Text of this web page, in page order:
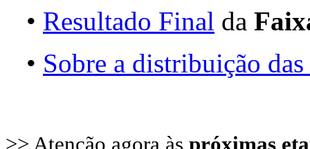
• Resultado Final da
• Sobre a distribuição das
>> Atenção agora às próximas